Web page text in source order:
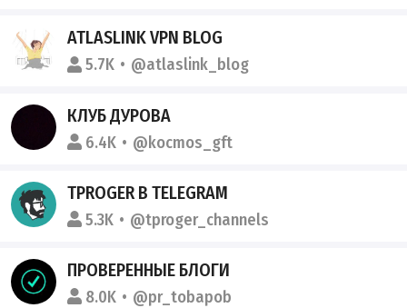
ATLASLINK VPN BLOG
5.7K @atlaslink_blog
КЛУБ ДУРОВА
6.4K @kocmos_gft
TPROGER В TELEGRAM
5.3K @tproger_channels
ПРОВЕРЕННЫЕ БЛОГИ
8.0K @pr_tobapob